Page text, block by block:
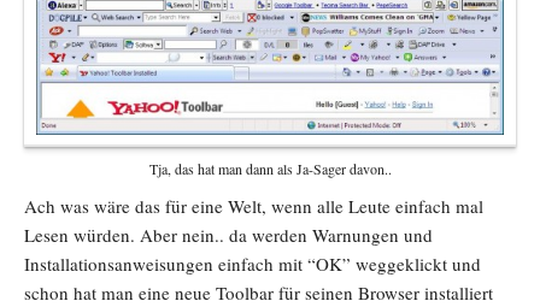
Tja, das hat man dann als Ja-Sager davon..
Ach was wäre das für eine Welt, wenn alle Leute einfach mal
Lesen würden. Aber nein.. da werden Warnungen und
Installationsanweisungen einfach mit “OK” weggeklickt und
schon hat man eine neue Toolbar für seinen Browser installiert